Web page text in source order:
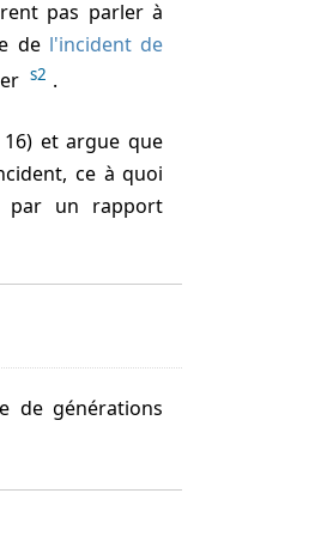
pas parler à
de l'incident de
s2 .
et argue que
ce à quoi
par un rapport